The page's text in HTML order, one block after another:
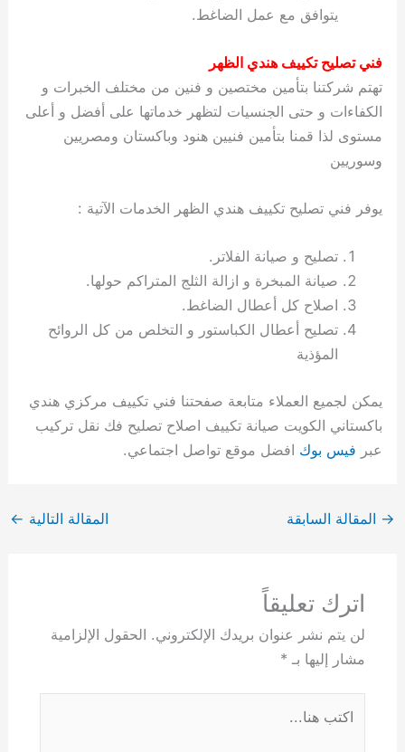
يتوافق مع عمل الضاغط.
فني تصليح تكييف هندي الظهر
تهتم شركتنا بتأمين مختصين و فنين من مختلف الخبرات و
الكفاءات و حتى الجنسيات لتظهر خدماتها على أفضل و أعلى
مستوى لذا قمنا بتأمين فنيين هنود وباكستان ومصريين
وسوريين
يوفر فني تصليح تكييف هندي الظهر الخدمات الآتية :
تصليح و صيانة الفلاتر.
صيانة المبخرة و ازالة الثلج المتراكم حولها.
اصلاح كل أعطال الضاغط.
تصليح أعطال الكباستور و التخلص من كل الروائح
المؤذية
يمكن لجميع العملاء متابعة صفحتنا فني تكييف مركزي هندي
باكستاني الكويت صيانة تكييف اصلاح تصليح فك نقل تركيب
عبر فيس بوك افضل موقع تواصل اجتماعي.
→ المقالة السابقة المقالة التالية ←
اترك تعليقاً
لن يتم نشر عنوان بريدك الإلكتروني. الحقول الإلزامية
مشار إليها بـ *